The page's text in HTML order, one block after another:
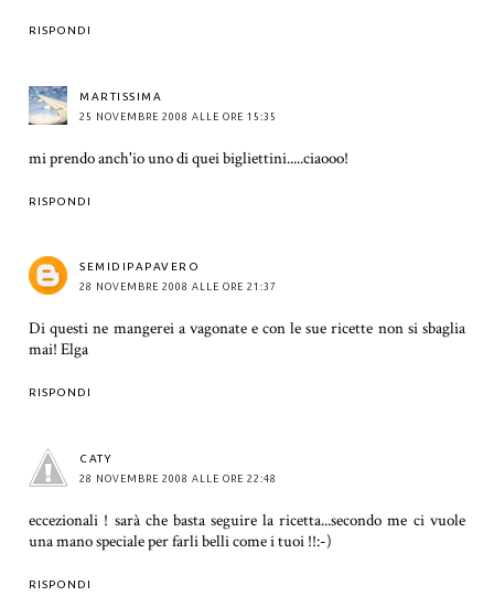
RISPONDI
MARTISSIMA
25 NOVEMBRE 2008 ALLE ORE 15:35
mi prendo anch'io uno di quei bigliettini.....ciaooo!
RISPONDI
SEMIDIPAPAVERO
28 NOVEMBRE 2008 ALLE ORE 21:37
Di questi ne mangerei a vagonate e con le sue ricette non si sbaglia
mai! Elga
RISPONDI
CATY
28 NOVEMBRE 2008 ALLE ORE 22:48
eccezionali ! sarà che basta seguire la ricetta...secondo me ci vuole
una mano speciale per farli belli come i tuoi !!:-)
RISPONDI